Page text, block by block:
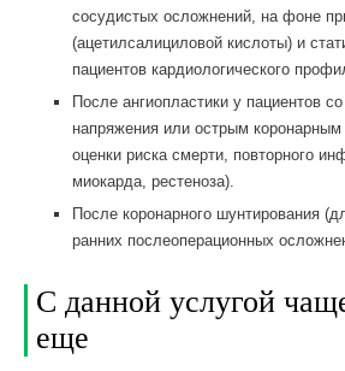
сосудистых осложнений, на фоне
(ацетилсалициловой кислоты) и
пациентов кардиологического
После ангиопластики у пациентов
напряжения или острым
оценки риска смерти, повторного
миокарда, рестеноза).
После коронарного шунтирования
ранних послеоперационных
С данной услугой
еще